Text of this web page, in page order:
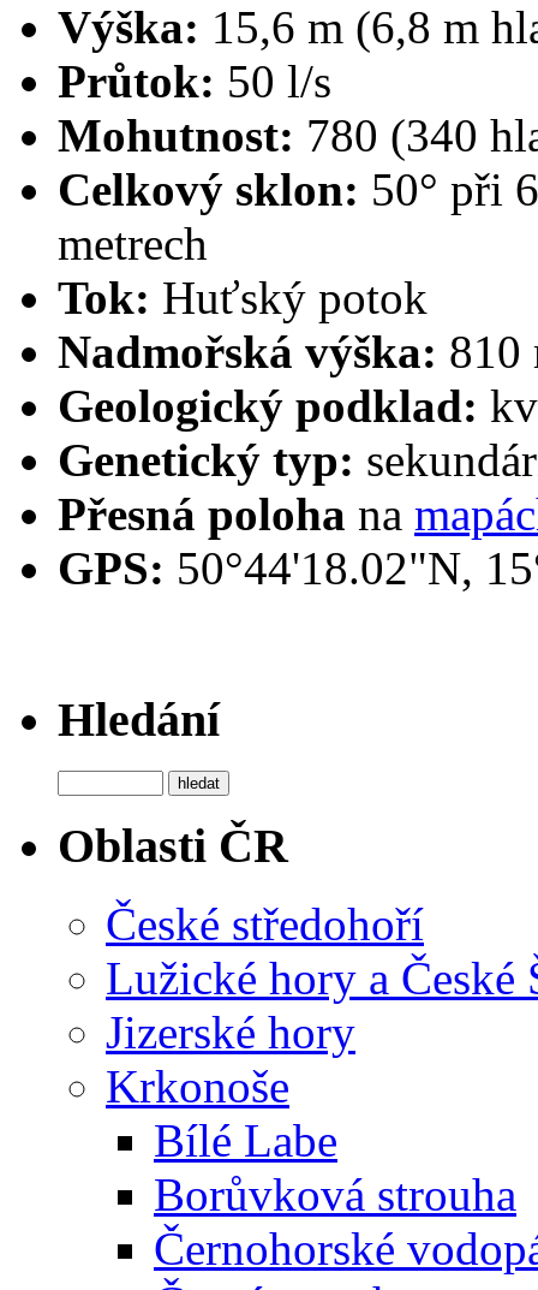
Výška: 15,6 m (6,8 m
Průtok: 50 l/s
Mohutnost: 780 (340
Celkový sklon: 50° při
metrech
Tok: Huťský potok
Nadmořská výška: 810
Geologický podklad:
Genetický typ:
Přesná poloha na
GPS: 50°44'18.02"N,
Hledání
Oblasti ČR
České středohoří
Lužické hory a České
Jizerské hory
Krkonoše
Bílé Labe
Borůvková strouha
Černohorské